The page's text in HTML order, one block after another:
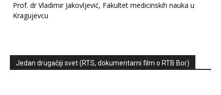
Prof. dr Vladimir Jakovljević, Fakultet medicinskih nauka u
Kragujevcu
Jedan drugačiji svet (RTS, dokumentarni film o RTB Bor)